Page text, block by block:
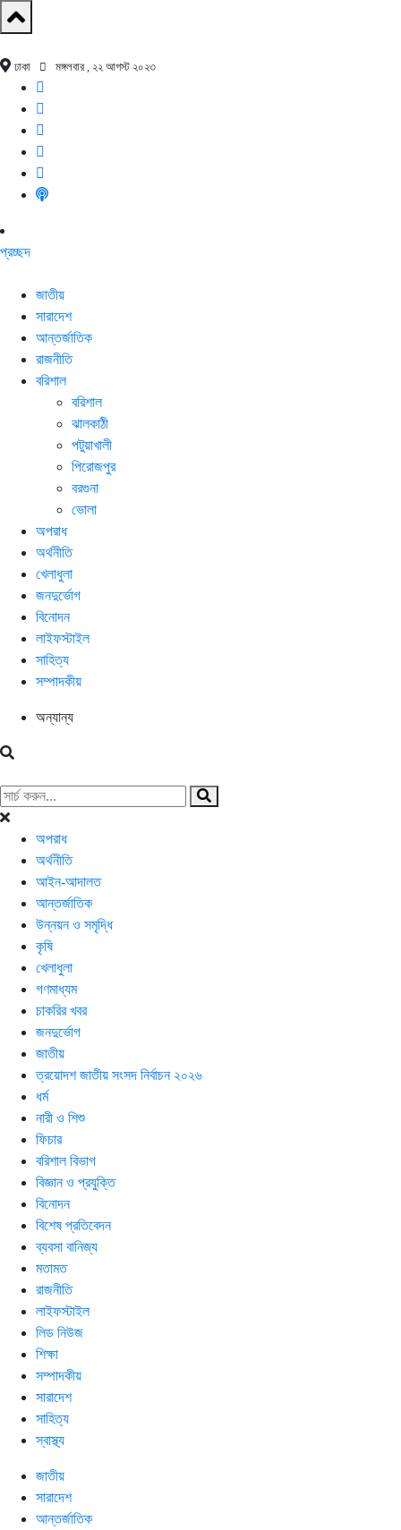
ঢাকা মঙ্গলবার , ২২ আগস্ট ২০২৩
প্রচ্ছদ
জাতীয়
সারাদেশ
আন্তর্জাতিক
রাজনীতি
বরিশাল
বরিশাল
ঝালকাঠী
পটুয়াখালী
পিরোজপুর
বরগুনা
ভোলা
অপরাধ
অর্থনীতি
খেলাধুলা
জনদুর্ভোগ
বিনোদন
লাইফস্টাইল
সাহিত্য
সম্পাদকীয়
অন্যান্য
অপরাধ
অর্থনীতি
আইন-আদালত
আন্তর্জাতিক
উন্নয়ন ও সমৃদ্ধি
কৃষি
খেলাধুলা
গণমাধ্যম
চাকরির খবর
জনদুর্ভোগ
জাতীয়
ত্রয়োদশ জাতীয় সংসদ নির্বাচন ২০২৬
ধর্ম
নারী ও শিশু
ফিচার
বরিশাল বিভাগ
বিজ্ঞান ও প্রযুক্তি
বিনোদন
বিশেষ প্রতিবেদন
ব্যবসা বানিজ্য
মতামত
রাজনীতি
লাইফস্টাইল
লিড নিউজ
শিক্ষা
সম্পাদকীয়
সারাদেশ
সাহিত্য
স্বাস্থ্য
জাতীয়
সারাদেশ
আন্তর্জাতিক